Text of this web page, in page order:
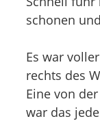
schonen
Es war
rechts des
Eine von
war das